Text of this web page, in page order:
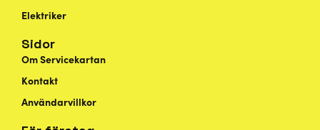
Elektriker
Sidor
Om Servicekartan
Kontakt
Användarvillkor